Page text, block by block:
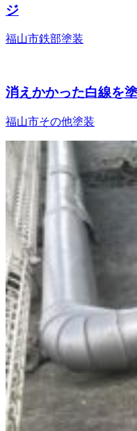
ジ
福山市鉄部塗装
消えかかった白線を
福山市その他塗装